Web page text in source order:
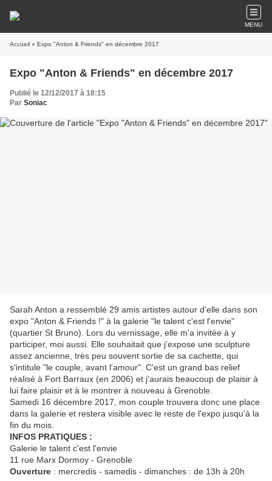
MENU
Accueil » Expo "Anton & Friends" en décembre 2017
Expo "Anton & Friends" en décembre 2017
Publié le 12/12/2017 à 18:15
Par Soniac
Sarah Anton a ressemblé 29 amis artistes autour d'elle dans son
expo "Anton & Friends !" à la galerie "le talent c'est l'envie"
(quartier St Bruno). Lors du vernissage, elle m'a invitée à y
participer, moi aussi. Elle souhaitait que j'expose une sculpture
assez ancienne, très peu souvent sortie de sa cachette, qui
s'intitule "le couple, avant l'amour". C'est un grand bas relief
réalisé à Fort Barraux (en 2006) et j'aurais beaucoup de plaisir à
lui faire plaisir et à le montrer à nouveau à Grenoble.
Samedi 16 décembre 2017, mon couple trouvera donc une place
dans la galerie et restera visible avec le reste de l'expo jusqu'à la
fin du mois.
INFOS PRATIQUES :
Galerie le talent c'est l'envie
11 rue Marx Dormoy - Grenoble
Ouverture : mercredis - samedis - dimanches : de 13h à 20h